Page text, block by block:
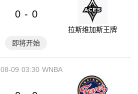
0 - 0
拉斯维加斯王牌
即将开始
03:30
08-09 WNBA